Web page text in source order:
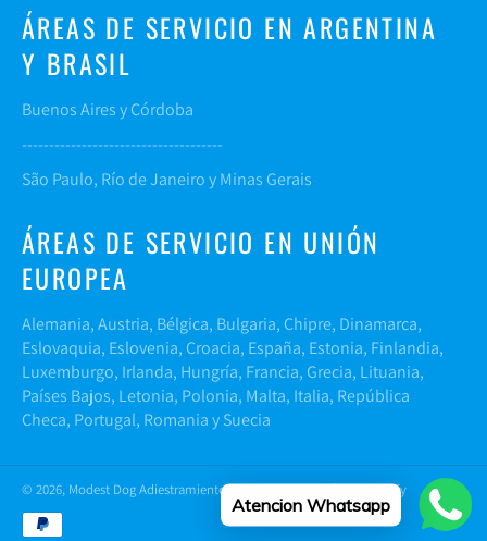
ÁREAS DE SERVICIO EN ARGENTINA
Y BRASIL
Buenos Aires y Córdoba
-------------------------------------
São Paulo, Río de Janeiro y Minas Gerais
ÁREAS DE SERVICIO EN UNIÓN
EUROPEA
Alemania, Austria, Bélgica, Bulgaria, Chipre, Dinamarca,
Eslovaquia, Eslovenia, Croacia, España, Estonia, Finlandia,
Luxemburgo, Irlanda, Hungría, Francia, Grecia, Lituania,
Países Bajos, Letonia, Polonia, Malta, Italia, República
Checa, Portugal, Romania y Suecia
© 2026, Modest Dog Adiestramiento Canino.Tecnología de Shopify
Métodos
de
Atencion Whatsapp